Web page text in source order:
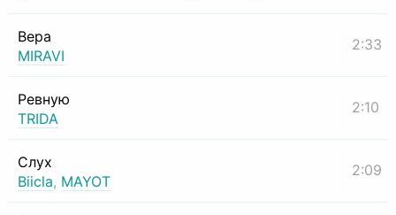
Вера
MIRAVI
2:33
Ревную
TRIDA
2:10
Слух
Biicla, MAYOT
2:09